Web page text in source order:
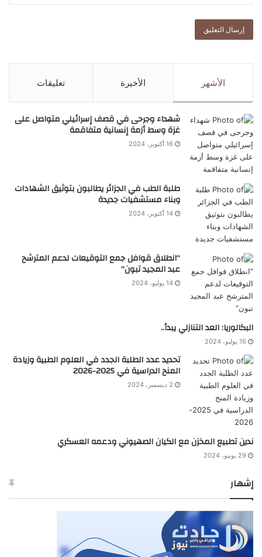
الأشهر الأخيرة تعليقات
شهداء وجرحى في قصف إسرائيلي متواصل على
غزة وسط أزمة إنسانية متفاقمة
16 أكتوبر، 2024
طلبة الطب في الجزائر يطالبون بتوثيق الشهادات
وبناء مستشفيات جديدة
14 أكتوبر، 2024
“انطلاق قوافل جمع التوقيعات لدعم المترشح
عبد المجيد تبون”
14 يوليو، 2024
البكالوريا: العد التنازلي يبدأ..
16 يوليو، 2024
تحديد عدد الطلبة الجدد في العلوم الطبية وزيادة
المنح الدراسية في 2025-2026
2 ديسمبر، 2024
ندين تطبيع المخزن مع الكيان الصهيوني ودعمه العسكري
29 يونيو، 2024
إشهار